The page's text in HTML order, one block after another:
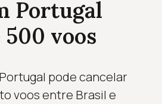
Portugal
voos
pode cancelar
voos entre Brasil e